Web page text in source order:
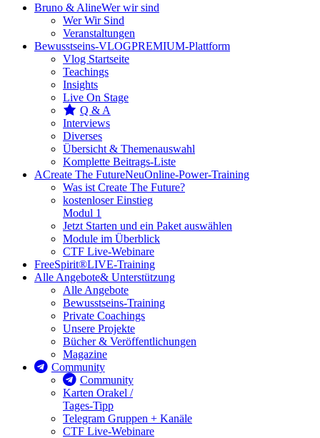
Bruno & AlineWer wir sind
Wer Wir Sind
Veranstaltungen
Bewusstseins-VLOGPREMIUM-Plattform
Vlog Startseite
Teachings
Insights
Live On Stage
Q & A
Interviews
Diverses
Übersicht & Themenauswahl
Komplette Beitrags-Liste
ACreate The FutureNeuOnline-Power-Training
Was ist Create The Future?
kostenloser Einstieg
Modul 1
Jetzt Starten und ein Paket auswählen
Module im Überblick
CTF Live-Webinare
FreeSpirit®LIVE-Training
Alle Angebote& Unterstützung
Alle Angebote
Bewusstseins-Training
Private Coachings
Unsere Projekte
Bücher & Veröffentlichungen
Magazine
Community
Community
Karten Orakel /
Tages-Tipp
Telegram Gruppen + Kanäle
CTF Live-Webinare